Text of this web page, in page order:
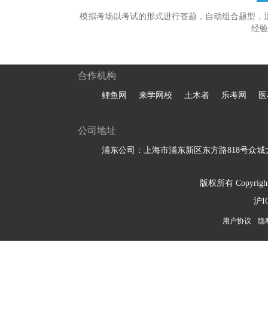
模拟考场以考试的形式进行答题，自动组合题型
经
合作机构
鲤鱼网 来学网校 土木者 乐考网
公司地址
浦东公司：上海市浦东新区东方路818号众城
版权所有
沪
用户协议 隐